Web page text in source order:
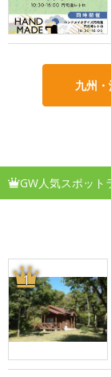
九州
GW人気スポット
1